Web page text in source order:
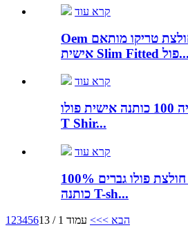
קרא עוד
Oem קלאסית פולו חולצת טריקו מותאם
אישית Slim Fitted פול...
קרא עוד
הדפסת סובלימציה 100 כותנה אישית פולו
T Shir...
קרא עוד
הדפסה אישית חולצת פולו גברים 100%
כותנה T-sh...
1 23456 הבא >>> עמוד 1 / 13